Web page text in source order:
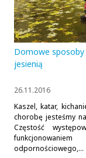
Domowe
jesienią
26.11.2016
Kaszel, katar,
chorobę jesteśmy
Częstość
odpornościowego,...